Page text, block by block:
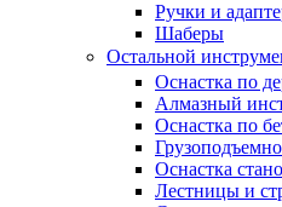
Ручки и
Шаберы
Остальной
Оснастка по
Алмазный
Оснастка по
Оснастка
Лестницы и